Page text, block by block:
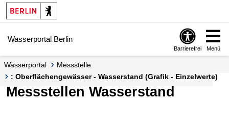
Springe zur Navigation
Springe zum Inhalt
Wasserportal Berlin
Barrierefrei Menü
Wasserportal
Messstelle
: Oberflächengewässer - Wasserstand (Grafik - Einzelwerte)
Messstellen Wasserstand